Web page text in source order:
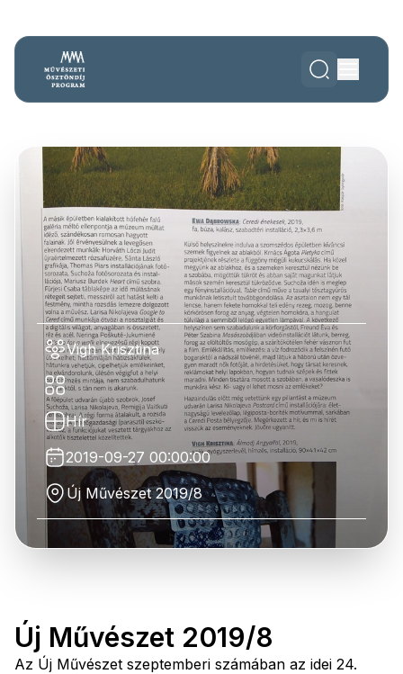
Vigh Krisztina
Hír
2019-09-27 00:00:00
Új Művészet 2019/8
Új Művészet 2019/8
Az Új Művészet szeptemberi számában az idei 24.